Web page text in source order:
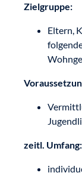
Zielgruppe:
Eltern,
zeitl. Umfang: